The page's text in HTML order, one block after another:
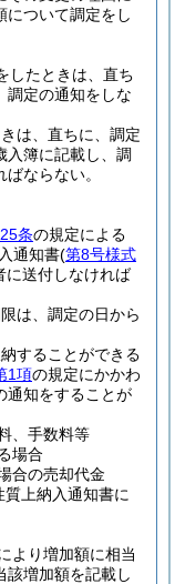
について調定をし
したときは、直ち
調定の通知をしな
は、直ちに、調定
入簿に記載し、調
ならない。
条の規定による
通知書(第8号様式
に送付しなければ
は、調定の日から
することができる
1項の規定にかかわ
通知をすることが
、手数料等
場合
合の売却代金
上納入通知書に
より増加額に相当
該増加額を記載し